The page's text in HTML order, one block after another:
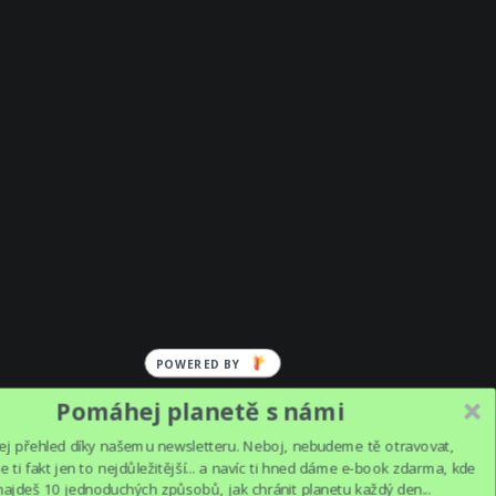
Pomáhej planetě s námi
přehled díky našemu newsletteru. Neboj, nebudeme tě otravovat,
ti fakt jen to nejdůležitější... a navíc ti hned dáme e-book zdarma, kde
10 jednoduchých způsobů, jak chránit planetu každý den...
POWERED BY